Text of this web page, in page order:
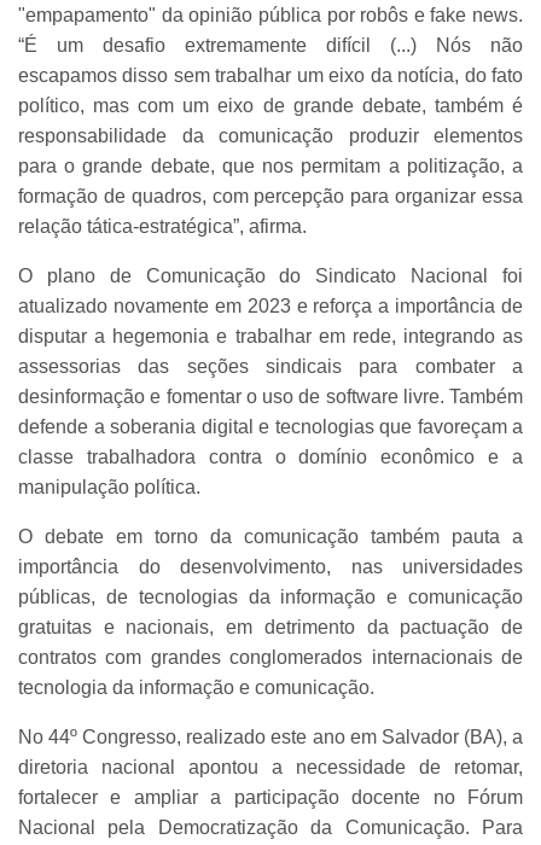
"empapamento" da opinião pública por robôs e fake news.
“É um desafio extremamente difícil (...) Nós não
escapamos disso sem trabalhar um eixo da notícia, do fato
político, mas com um eixo de grande debate, também é
responsabilidade da comunicação produzir elementos
para o grande debate, que nos permitam a politização, a
formação de quadros, com percepção para organizar essa
relação tática-estratégica”, afirma.
O plano de Comunicação do Sindicato Nacional foi
atualizado novamente em 2023 e reforça a importância de
disputar a hegemonia e trabalhar em rede, integrando as
assessorias das seções sindicais para combater a
desinformação e fomentar o uso de software livre. Também
defende a soberania digital e tecnologias que favoreçam a
classe trabalhadora contra o domínio econômico e a
manipulação política.
O debate em torno da comunicação também pauta a
importância do desenvolvimento, nas universidades
públicas, de tecnologias da informação e comunicação
gratuitas e nacionais, em detrimento da pactuação de
contratos com grandes conglomerados internacionais de
tecnologia da informação e comunicação.
No 44º Congresso, realizado este ano em Salvador (BA), a
diretoria nacional apontou a necessidade de retomar,
fortalecer e ampliar a participação docente no Fórum
Nacional pela Democratização da Comunicação. Para